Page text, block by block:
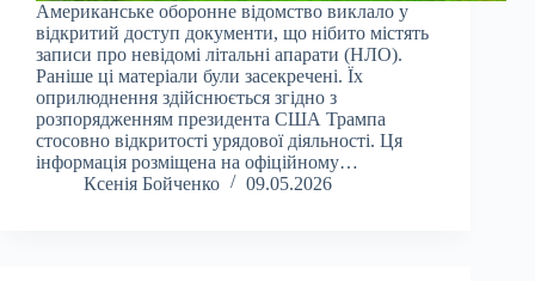
Американське оборонне відомство виклало у
відкритий доступ документи, що нібито містять
записи про невідомі літальні апарати (НЛО).
Раніше ці матеріали були засекречені. Їх
оприлюднення здійснюється згідно з
розпорядженням президента США Трампа
стосовно відкритості урядової діяльності. Ця
інформація розміщена на офіційному…
Ксенія Бойченко
09.05.2026